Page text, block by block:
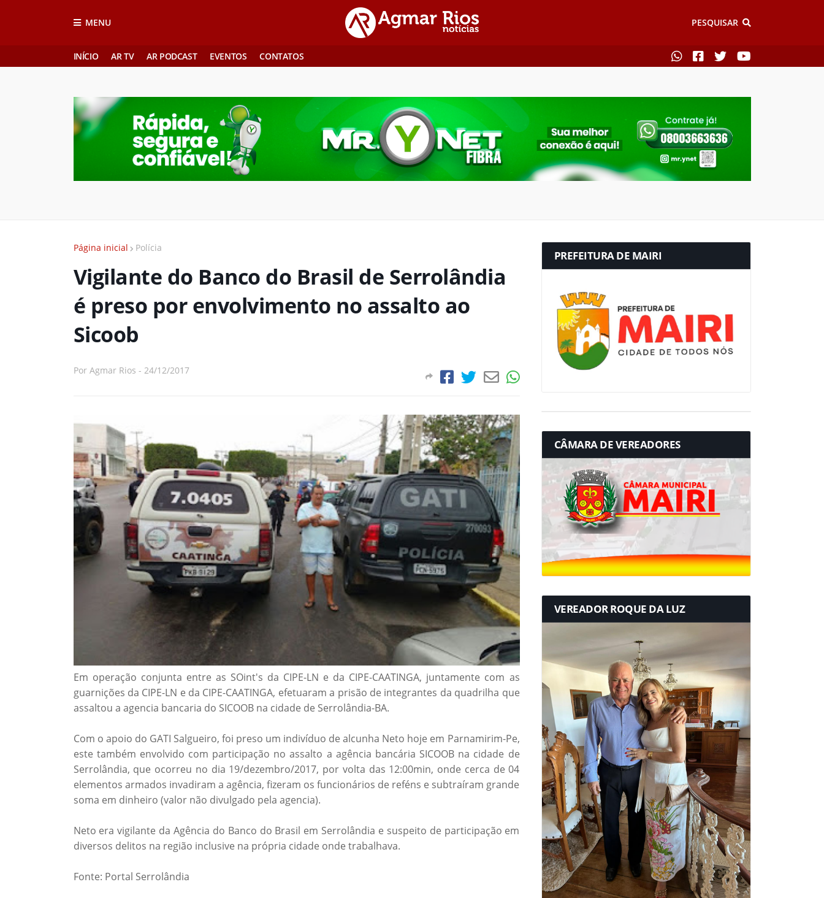
MENU PESQUISAR
INÍCIO AR TV AR PODCAST EVENTOS CONTATOS
Página inicial Polícia
Vigilante do Banco do Brasil de Serrolândia
é preso por envolvimento no assalto ao
Sicoob
Por Agmar Rios - 24/12/2017
Em operação conjunta entre as SOint's da CIPE-LN e da CIPE-CAATINGA, juntamente com as
guarnições da CIPE-LN e da CIPE-CAATINGA, efetuaram a prisão de integrantes da quadrilha que
assaltou a agencia bancaria do SICOOB na cidade de Serrolândia-BA.
Com o apoio do GATI Salgueiro, foi preso um indivíduo de alcunha Neto hoje em Parnamirim-Pe,
este também envolvido com participação no assalto a agência bancária SICOOB na cidade de
Serrolândia, que ocorreu no dia 19/dezembro/2017, por volta das 12:00min, onde cerca de 04
elementos armados invadiram a agência, fizeram os funcionários de reféns e subtraíram grande
soma em dinheiro (valor não divulgado pela agencia).
Neto era vigilante da Agência do Banco do Brasil em Serrolândia e suspeito de participação em
diversos delitos na região inclusive na própria cidade onde trabalhava.
Fonte: Portal Serrolândia
PREFEITURA DE MAIRI
CÂMARA DE VEREADORES
VEREADOR ROQUE DA LUZ